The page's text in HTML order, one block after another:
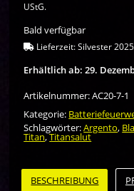
UStG.
Bald verfügbar
Lieferzeit:Silvester
Erhältlich ab: 29.
Artikelnummer:AC20-7-1
Kategorie:
Schlagwörter:Argento,
Titan,Titansalut
BESCHREIBUNG